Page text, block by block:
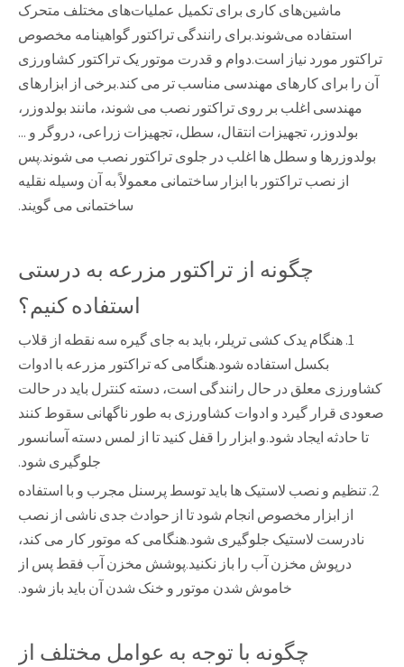
ماشین‌های کاری برای تکمیل عملیات‌های مختلف متحرک
استفاده می‌شوند.برای رانندگی تراکتور گواهینامه مخصوص
تراکتور مورد نیاز است.دوام و قدرت موتور یک تراکتور کشاورزی
آن را برای کارهای مهندسی مناسب تر می کند.برخی از ابزارهای
مهندسی اغلب بر روی تراکتور نصب می شوند، مانند بولدوزر،
بولدوزر، تجهیزات انتقال، سطل، تجهیزات زراعی، دروگر و ...
بولدوزرها و سطل ها اغلب در جلوی تراکتور نصب می شوند.پس
از نصب تراکتور با ابزار ساختمانی معمولاً به آن وسیله نقلیه
ساختمانی می گویند.
چگونه از تراکتور مزرعه به درستی
استفاده کنیم؟
1. هنگام یدک کشی تریلر، باید به جای گیره سه نقطه از قلاب
بکسل استفاده شود.هنگامی که تراکتور مزرعه با ادوات
کشاورزی معلق در حال رانندگی است، دسته کنترل باید در حالت
صعودی قرار گیرد و ادوات کشاورزی به طور ناگهانی سقوط کنند
تا حادثه ایجاد شود.و ابزار را قفل کنید تا از لمس دسته آسانسور
جلوگیری شود.
2. تنظیم و نصب لاستیک ها باید توسط پرسنل مجرب و با استفاده
از ابزار مخصوص انجام شود تا از حوادث جدی ناشی از نصب
نادرست لاستیک جلوگیری شود.هنگامی که موتور کار می کند،
درپوش مخزن آب را باز نکنید.پوشش مخزن آب فقط پس از
خاموش شدن موتور و خنک شدن آن باید باز شود.
چگونه با توجه به عوامل مختلف از